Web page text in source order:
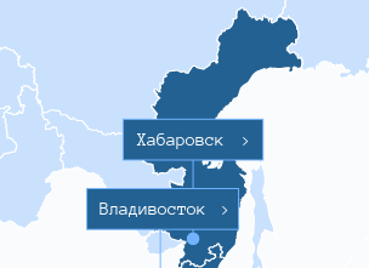
Хабаровск >
Владивосток >